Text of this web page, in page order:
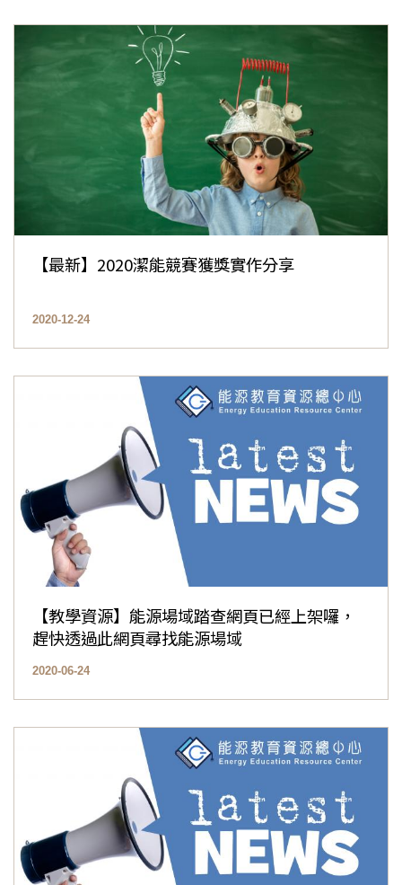
【最新】2020潔能競賽獲獎實作分享
2020-12-24
【教學資源】能源場域踏查網頁已經上架囉，
趕快透過此網頁尋找能源場域
2020-06-24